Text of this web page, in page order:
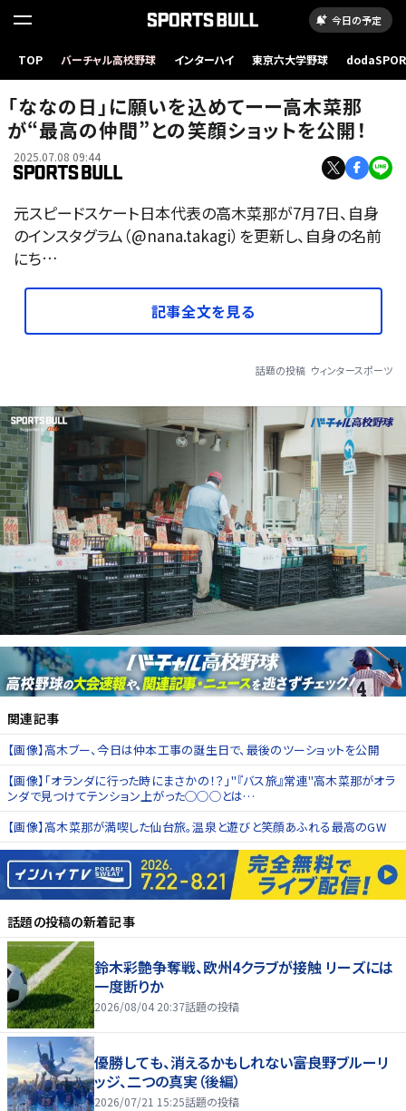
今日の予定
TOP バーチャル高校野球 インターハイ 東京六大学野球
「ななの日」に願いを込めてーー高木菜那
が“最高の仲間”との笑顔ショットを公開！
2025.07.08 09:44
元スピードスケート日本代表の高木菜那が7月7日、自身
のインスタグラム（@nana.takagi）を更新し、自身の名前
にち…
記事全文を見る
話題の投稿 ウィンタースポーツ
関連記事
【画像】高木ブー、今日は仲本工事の誕生日で、最後のツーショットを公開
【画像】「オランダに行った時にまさかの！？」"『バス旅』常連"高木菜那がオラ
ンダで見つけてテンション上がった◯◯◯とは…
【画像】高木菜那が満喫した仙台旅。温泉と遊びと笑顔あふれる最高のGW
話題の投稿の新着記事
鈴木彩艶争奪戦、欧州4クラブが接触 リーズには
一度断りか
2026/08/04 20:37話題の投稿
優勝しても、消えるかもしれない――富良野ブルーリ
ッジ、二つの真実（後編）
2026/07/21 15:25話題の投稿